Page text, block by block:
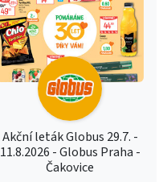
Akční leták Globus 29.7. -
11.8.2026 - Globus Praha -
Čakovice